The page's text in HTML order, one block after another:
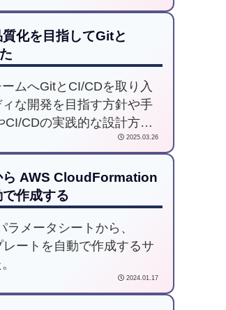
化を目指してGitと
ムへGitとCI/CDを取り入
な開発を目指す方針や手
CI/CDの実践的な設計方
者でも理解いただけるよう
2025.03.26
ら AWS CloudFormation
作成する
メータシートから、
ートを自動で作成するサ
2024.01.17